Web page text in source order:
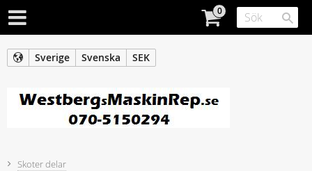
Sverige Svenska SEK
Skoter delar